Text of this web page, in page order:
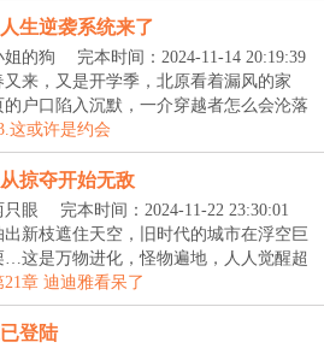
生逆袭系统来了
姐的狗
完本时间：2024-11-14 20:19:39
来，又是开学季，北原看着漏风的家
的户口陷入沉默，一介穿越者怎么会沦落
这或许是约会
掠夺开始无敌
只眼
完本时间：2024-11-22 23:30:01
新枝遮住天空，旧时代的城市在浮空巨
…这是万物进化，怪物遍地，人人觉醒超
21章 迪迪雅看呆了
登陆